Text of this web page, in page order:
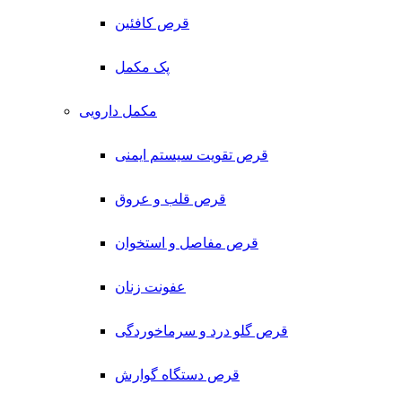
قرص کافئین
پک مکمل
مکمل دارویی
قرص تقویت سیستم ایمنی
قرص قلب و عروق
قرص مفاصل و استخوان
عفونت زنان
قرص گلو درد و سرماخوردگی
قرص دستگاه گوارش